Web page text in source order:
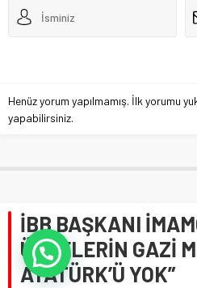
Henüz yorum yapılmamış. İlk yorumu
yapabilirsiniz.
İBB BAŞKANI
ÜLKELERİN GAZİ
ATATÜRK’Ü YOK”